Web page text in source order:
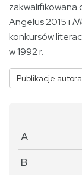
zakwalifikowana
Angelus 2015 i
konkursów
w 1992 r.
Publikacje
A
B